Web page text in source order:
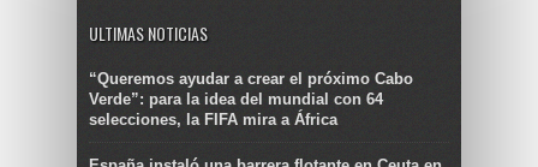
ULTIMAS NOTICIAS
“Queremos ayudar a crear el próximo Cabo
Verde”: para la idea del mundial con 64
selecciones, la FIFA mira a África